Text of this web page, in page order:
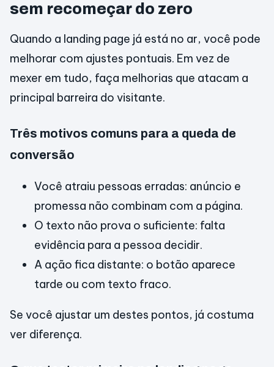
sem recomeçar do zero
Quando a landing page já está no ar, você pode
melhorar com ajustes pontuais. Em vez de
mexer em tudo, faça melhorias que atacam a
principal barreira do visitante.
Três motivos comuns para a queda de
conversão
Você atraiu pessoas erradas: anúncio e
promessa não combinam com a página.
O texto não prova o suficiente: falta
evidência para a pessoa decidir.
A ação fica distante: o botão aparece
tarde ou com texto fraco.
Se você ajustar um destes pontos, já costuma
ver diferença.